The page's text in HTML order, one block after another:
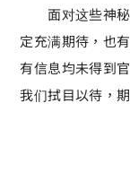
面对这些神秘
定充满期待，也
有信息均未得到
我们拭目以待，